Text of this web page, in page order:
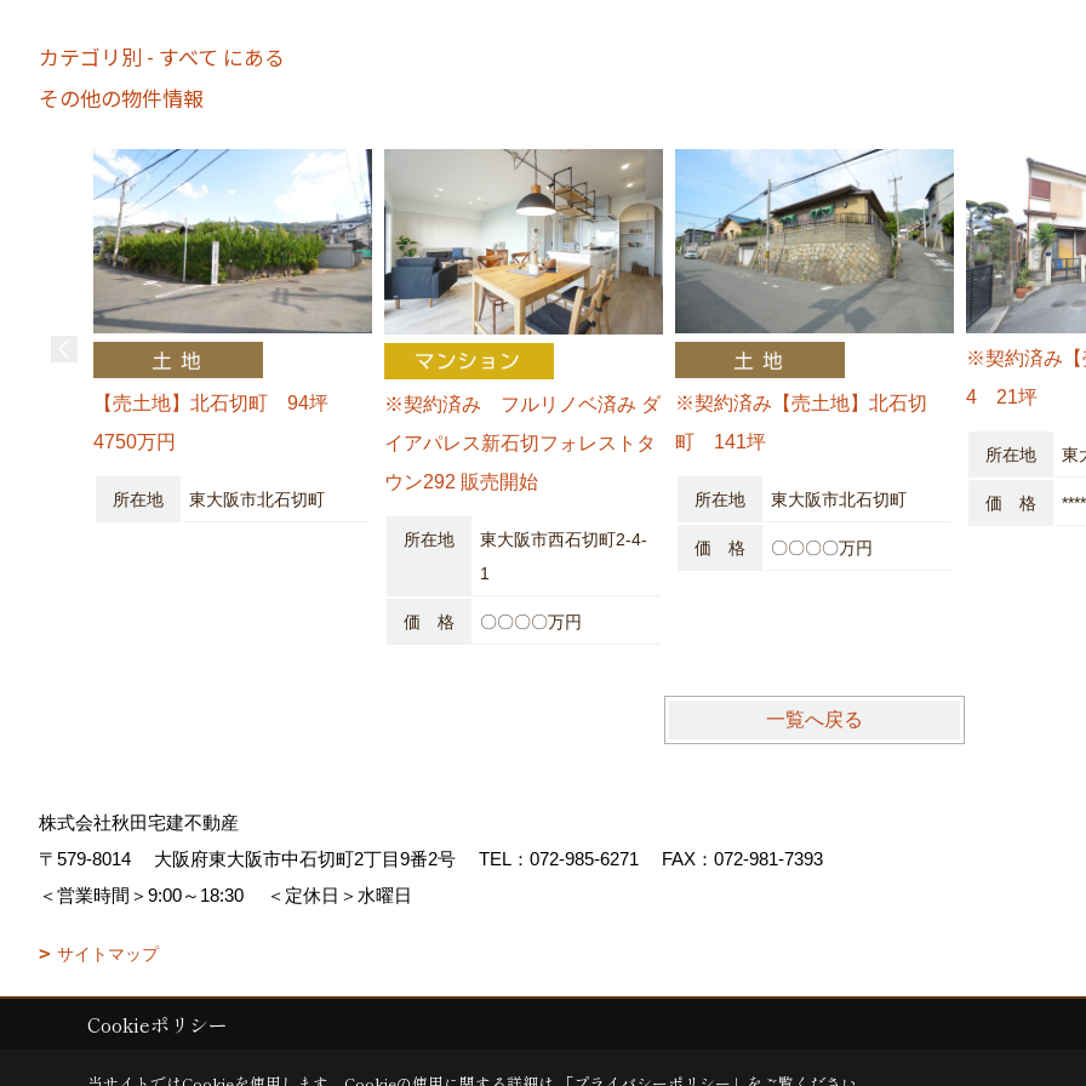
カテゴリ別 - すべて にある
その他の物件情報
【売土地】北石切町 94坪
4750万円
所在地 東大阪市北石切町
※契約済み フルリノベ済み ダ
イアパレス新石切フォレストタ
ウン292 販売開始
所在地
東大阪市西石切町2-4-
1
価 格 〇〇〇〇万円
※契約済み【売土地】北石切
町 141坪
所在地 東大阪市北石切町
価 格 〇〇〇〇万円
※契約済み【
4 21坪
所在地 東
価 格
一覧へ戻る
株式会社秋田宅建不動産
〒579-8014
大阪府東大阪市中石切町2丁目9番2号 TEL： 072-985-6271
FAX：072-981-7393
＜営業時間＞9:00～18:30
＜定休日＞水曜日
サイトマップ
Copyright (c) AKITA TAKKEN FUDOUSAN Co.,Ltd. All Rights Reserved.
Cookieポリシー